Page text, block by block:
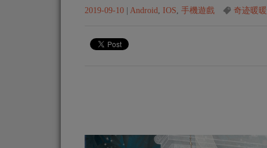
2019-09-10 Android, IOS, 手機遊戲 奇迹暖暖